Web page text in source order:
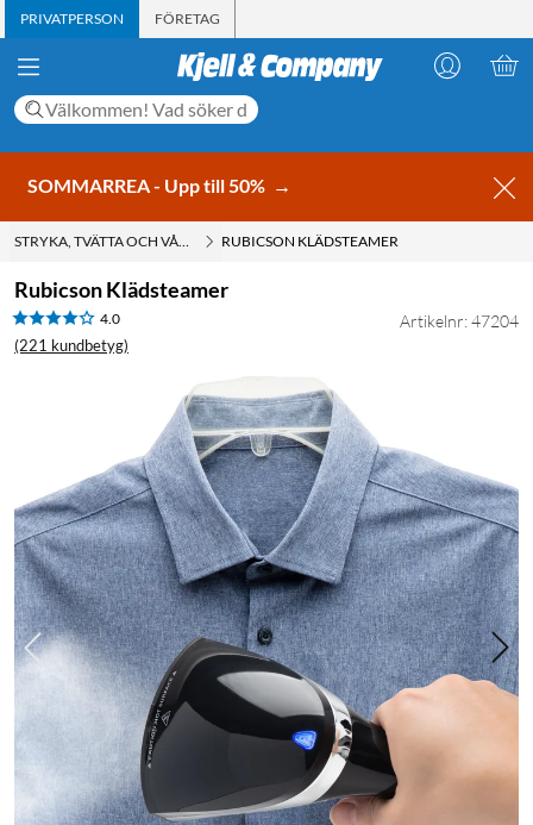
PRIVATPERSON FÖRETAG
SOMMARREA - Upp till 50% →
STRYKA, TVÄTTA OCH VÅRDA KLÄDERRUBICSON KLÄDSTEAMER
Rubicson Klädsteamer
4.0
(221 kundbetyg)
Artikelnr: 47204